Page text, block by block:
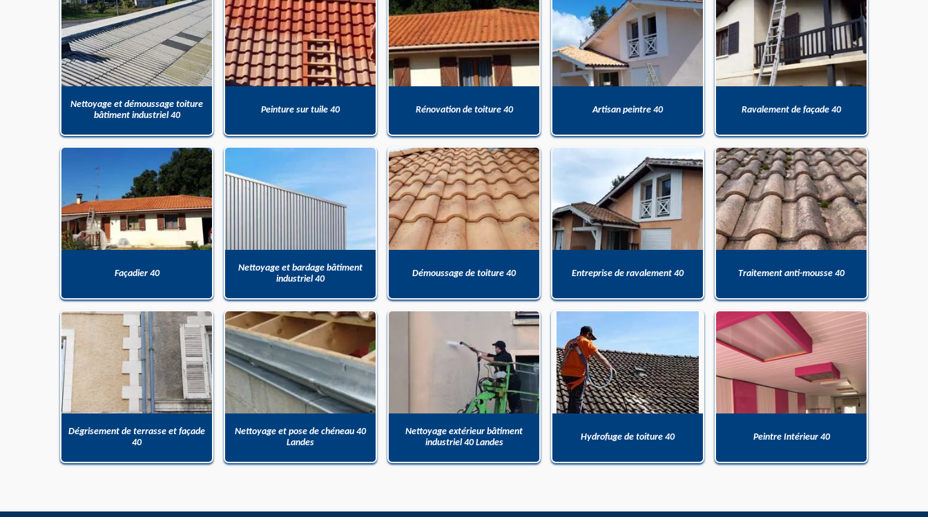
Nettoyage et démoussage toiture
bâtiment industriel 40
Peinture sur tuile 40 Rénovation de toiture 40 Artisan peintre 40 Ravalement de façade 40
Façadier 40
Nettoyage et bardage bâtiment
industriel 40
Démoussage de toiture 40 Entreprise de ravalement 40 Traitement anti-mousse 40
Dégrisement de terrasse et façade
40
Nettoyage et pose de chéneau 40
Landes
Nettoyage extérieur bâtiment
industriel 40 Landes
Hydrofuge de toiture 40 Peintre Intérieur 40